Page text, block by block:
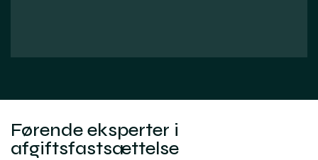
Førende eksperter i
afgiftsfastsættelse